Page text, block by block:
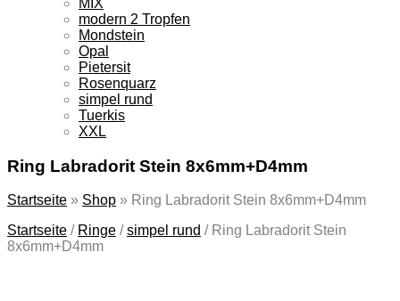
modern 2 Tropfen
Mondstein
Opal
Pietersit
Rosenquarz
simpel rund
Tuerkis
XXL
Ring Labradorit Stein 8x6mm+D4mm
Startseite » Shop » Ring Labradorit Stein 8x6mm+D4mm
Startseite / Ringe /simpel rund / Ring Labradorit Stein
8x6mm+D4mm